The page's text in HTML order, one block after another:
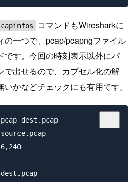
capinfos
コマンドもWiresharkに
の一つで、pcap/pcapngファイル
です。今回の時刻表示以外にパ
で出せるので、カプセル化の解
かなどチェックにも有用です。
dest.pcap